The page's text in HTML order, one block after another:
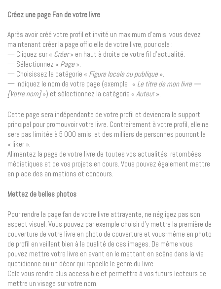
Créez une page Fan de votre livre
Après avoir créé votre profil et invité un maximum d’amis, vous devez
maintenant créer la page officielle de votre livre, pour cela :
— Cliquez sur « Créer» en haut à droite de votre fil d’actualité.
— Sélectionnez « Page».
— Choisissez la catégorie « Figure locale ou publique».
— Indiquez le nom de votre page (exemple : « Le titre de mon livre —
[Votre nom]») et sélectionnez la catégorie « Auteur ».
Cette page sera indépendante de votre profil et deviendra le support
principal pour promouvoir votre livre. Contrairement à votre profil, elle ne
sera pas limitée à 5 000 amis, et des milliers de personnes pourront la
« liker ».
Alimentez la page de votre livre de toutes vos actualités, retombées
médiatiques et de vos projets en cours. Vous pouvez également mettre
en place des animations et concours.
Mettez de belles photos
Pour rendre la page fan de votre livre attrayante, ne négligez pas son
aspect visuel. Vous pouvez par exemple choisir d’y mettre la première de
couverture de votre livre en photo de couverture et vous-même en photo
de profil en veillant bien à la qualité de ces images. De même vous
pouvez mettre votre livre en avant en le mettant en scène dans la vie
quotidienne ou un décor qui rappelle le genre du livre.
Cela vous rendra plus accessible et permettra à vos futurs lecteurs de
mettre un visage sur votre nom.